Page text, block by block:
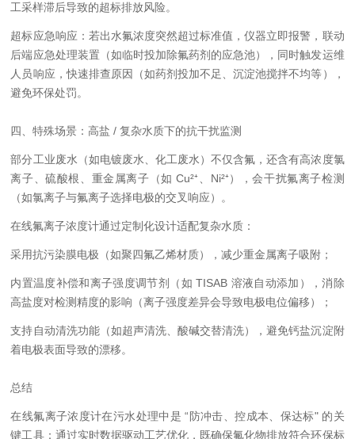
工采样滞后导致的超标排放风险。
超标应急响应：若出水氟浓度突然超过标准值，仪器立即报警，联动
后端应急处理装置（如临时投加除氟药剂的应急池），同时触发运维
人员响应，快速排查原因（如药剂投加不足、沉淀池搅拌不均等），
避免环保处罚。
四、特殊场景：高盐 / 复杂水质下的抗干扰监测
部分工业废水（如电镀废水、化工废水）不仅含氟，还含有高浓度氯
离子、硫酸根、重金属离子（如 Cu²⁺、Ni²⁺），会干扰氟离子检测
（如氯离子与氟离子选择电极的交叉响应）。
在线氟离子浓度计通过定制化设计适配复杂水质：
采用抗污染膜电极（如聚四氟乙烯材质），减少重金属离子吸附；
内置温度补偿和离子强度调节剂（如 TISAB 溶液自动添加），消除
高盐度对检测精度的影响（离子强度差异会导致电极电位偏移）；
支持自动清洗功能（如超声清洗、酸碱交替清洗），避免钙盐沉淀附
着电极表面导致的漂移。
总结
在线氟离子浓度计在污水处理中是 “防冲击、控成本、保达标" 的关
键工具：通过实时数据驱动工艺优化，既确保氟化物排放符合环保标